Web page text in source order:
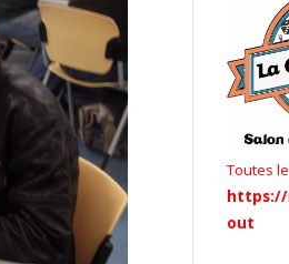
Toutes
https://
out